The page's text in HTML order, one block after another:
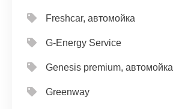
Freshcar, автомойка
G-Energy Service
Genesis premium, автомойка
Greenway